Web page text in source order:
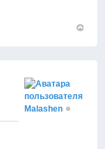
Malashen